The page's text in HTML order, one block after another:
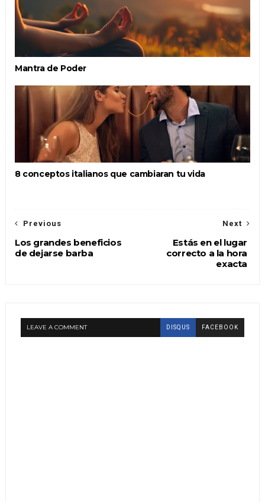
Mantra de Poder
8 conceptos italianos que cambiaran tu vida
Next
Estás en el lugar
correcto a la hora
exacta
Previous
Los grandes beneficios
de dejarse barba
LEAVE A COMMENT DISQUS FACEBOOK